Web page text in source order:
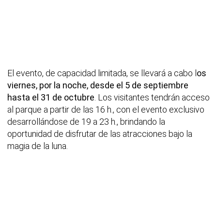
El evento, de capacidad limitada, se llevará a cabo l os
viernes, por la noche, desde el 5 de septiembre
hasta el 31 de octubre . Los visitantes tendrán acceso
al parque a partir de las 16 h., con el evento exclusivo
desarrollándose de 19 a 23 h., brindando la
oportunidad de disfrutar de las atracciones bajo la
magia de la luna.